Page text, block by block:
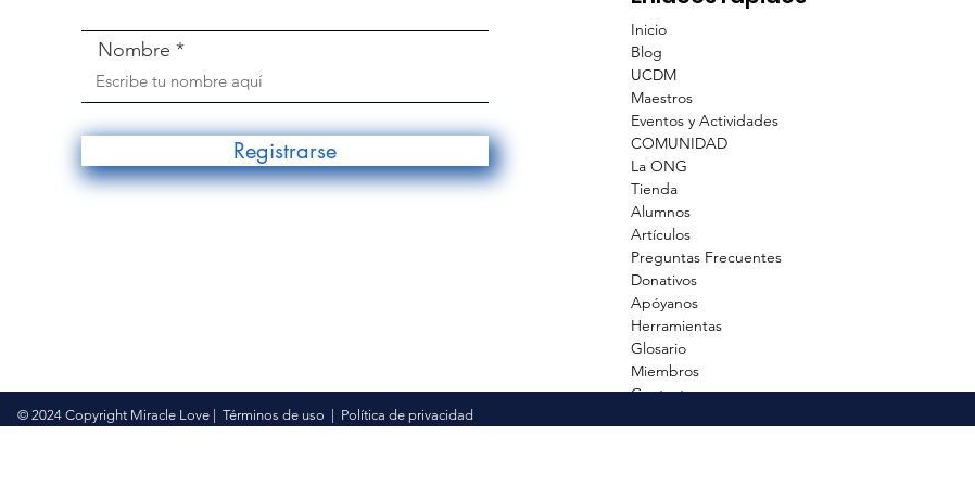
Inicio
Blog
UCDM
Maestros
Eventos y Actividades
COMUNIDAD
La ONG
Tienda
Alumnos
Artículos
Preguntas Frecuentes
Donativos
Apóyanos
Herramientas
Glosario
Miembros
Contacto
© 2024 Copyright Miracle Love | Términos de uso Política de privacidad
Nombre
Registrarse